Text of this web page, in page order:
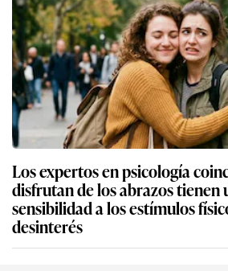
Los expertos en psicología
disfrutan de los abrazos tienen
sensibilidad a los estímulos
desinterés